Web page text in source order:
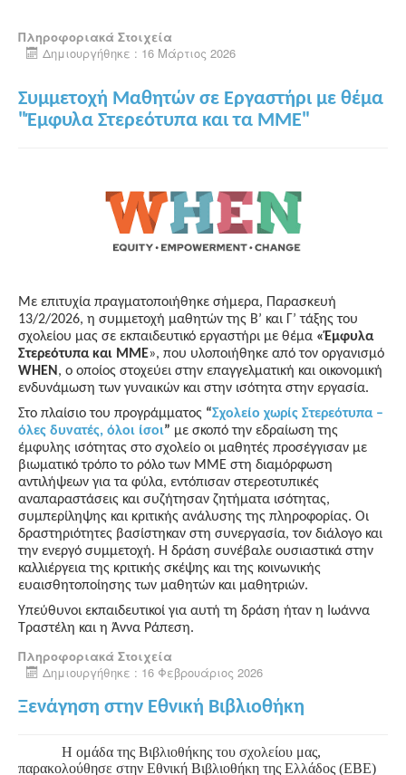
Πληροφοριακά Στοιχεία
Δημιουργήθηκε : 16 Μάρτιος 2026
Συμμετοχή Μαθητών σε Εργαστήρι με θέμα
"Έμφυλα Στερεότυπα και τα ΜΜΕ"
Με επιτυχία πραγματοποιήθηκε σήμερα, Παρασκευή
13/2/2026, η συμμετοχή μαθητών της Β’ και Γ’ τάξης του
σχολείου μας σε εκπαιδευτικό εργαστήρι με θέμα «Έμφυλα
Στερεότυπα και ΜΜΕ», που υλοποιήθηκε από τον οργανισμό
WHEN , ο οποίος στοχεύει στην επαγγελματική και οικονομική
ενδυνάμωση των γυναικών και στην ισότητα στην εργασία.
Στο πλαίσιο του προγράμματος “Σχολείο χωρίς Στερεότυπα –
όλες δυνατές, όλοι ίσοι” με σκοπό την εδραίωση της
έμφυλης ισότητας στο σχολείο οι μαθητές προσέγγισαν με
βιωματικό τρόπο το ρόλο των ΜΜΕ στη διαμόρφωση
αντιλήψεων για τα φύλα, εντόπισαν στερεοτυπικές
αναπαραστάσεις και συζήτησαν ζητήματα ισότητας,
συμπερίληψης και κριτικής ανάλυσης της πληροφορίας. Οι
δραστηριότητες βασίστηκαν στη συνεργασία, τον διάλογο και
την ενεργό συμμετοχή. Η δράση συνέβαλε ουσιαστικά στην
καλλιέργεια της κριτικής σκέψης και της κοινωνικής
ευαισθητοποίησης των μαθητών και μαθητριών.
Υπεύθυνοι εκπαιδευτικοί για αυτή τη δράση ήταν η Ιωάννα
Τραστέλη και η Άννα Ράπεση.
Πληροφοριακά Στοιχεία
Δημιουργήθηκε : 16 Φεβρουάριος 2026
Ξενάγηση στην Εθνική Βιβλιοθήκη
Η ομάδα της Βιβλιοθήκης του σχολείου μας,
παρακολούθησε στην Εθνική Βιβλιοθήκη της Ελλάδος (ΕΒΕ)